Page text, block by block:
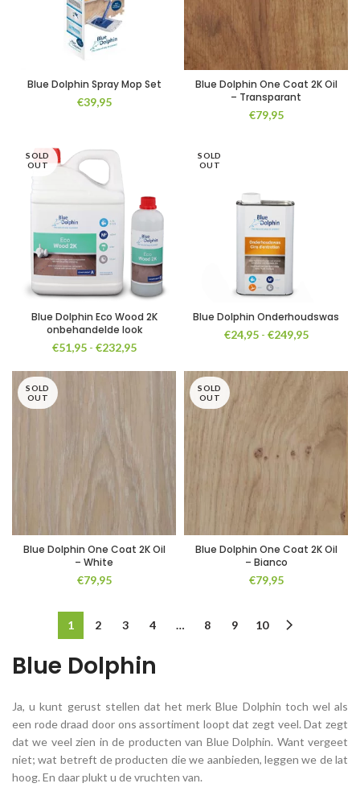
Blue Dolphin Spray Mop Set
€39,95
Blue Dolphin One Coat 2K Oil
– Transparant
€79,95
SOLD
OUT
Blue Dolphin Eco Wood 2K
onbehandelde look
€51,95 - €232,95Prijsklasse:
tot
SOLD
OUT
Blue Dolphin Onderhoudswas
€24,95 - €249,95
€249,95
SOLD
OUT
Blue Dolphin One Coat 2K Oil
– White
€79,95
SOLD
OUT
Blue Dolphin One Coat 2K Oil
– Bianco
€79,95
1 2 3 4 … 8 9 10
Blue Dolphin
Ja, u kunt gerust stellen dat het merk Blue Dolphin toch wel als
een rode draad door ons assortiment loopt dat zegt veel. Dat zegt
dat we veel zien in de producten van Blue Dolphin. Want vergeet
niet; wat betreft de producten die we aanbieden, leggen we de lat
hoog. En daar plukt u de vruchten van.